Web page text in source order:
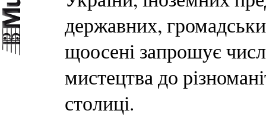
державних,
щоосені запрошує
мистецтва до
столиці.